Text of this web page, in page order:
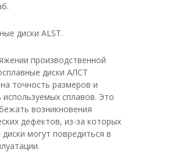
диски ALST.
производственной
диски АЛСТ
точность размеров и
используемых сплавов. Это
возникновения
дефектов, из-за которых
могут повредиться в